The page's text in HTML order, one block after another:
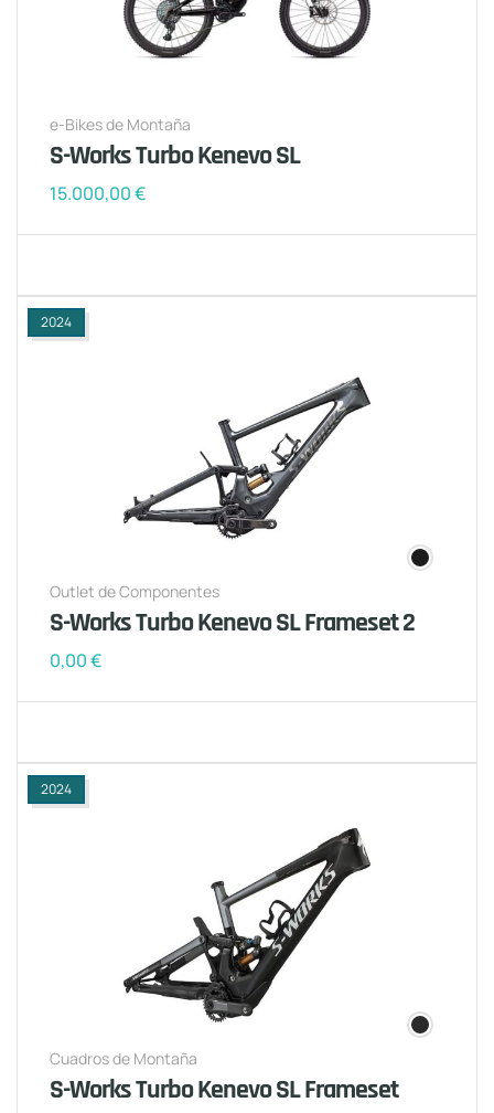
e-Bikes de Montaña
S-Works Turbo Kenevo SL
15.000,00€
2024
Outlet de Componentes
S-Works Turbo Kenevo SL Frameset 2
0,00€
2024
Cuadros de Montaña
S-Works Turbo Kenevo SL Frameset